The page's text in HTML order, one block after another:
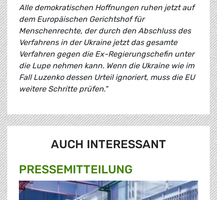
Alle demokratischen Hoffnungen ruhen jetzt auf
dem Europäischen Gerichtshof für
Menschenrechte, der durch den Abschluss des
Verfahrens in der Ukraine jetzt das gesamte
Verfahren gegen die Ex-Regierungschefin unter
die Lupe nehmen kann. Wenn die Ukraine wie im
Fall Luzenko dessen Urteil ignoriert, muss die EU
weitere Schritte prüfen."
AUCH INTERESSANT
PRESSE­MITTEILUNG